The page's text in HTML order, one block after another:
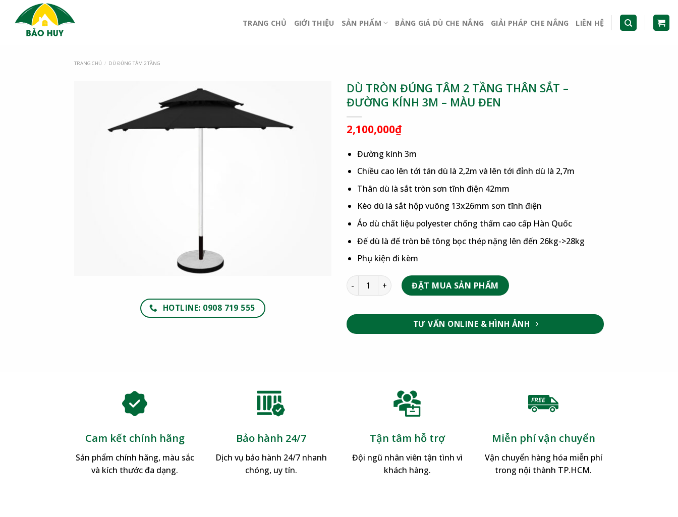
TRANG CHỦ GIỚI THIỆU SẢN PHẨM BẢNG GIÁ DÙ CHE NẮNG GIẢI PHÁP CHE NẮNG LIÊN HỆ
TRANG CHỦ / DÙ ĐÚNG TÂM 2 TẦNG
HOTLINE: 0908 719 555
DÙ TRÒN ĐÚNG TÂM 2 TẦNG THÂN SẮT –
ĐƯỜNG KÍNH 3M – MÀU ĐEN
2,100,000₫
Đường kính 3m
Chiều cao lên tới tán dù là 2,2m và lên tới đỉnh dù là 2,7m
Thân dù là sắt tròn sơn tĩnh điện 42mm
Kèo dù là sắt hộp vuông 13x26mm sơn tĩnh điện
Áo dù chất liệu polyester chống thấm cao cấp Hàn Quốc
Đế dù là đế tròn bê tông bọc thép nặng lên đến 26kg->28kg
Phụ kiện đi kèm
ĐẶT MUA SẢN PHẨM
TƯ VẤN ONLINE & HÌNH ẢNH
Cam kết chính hãng
Sản phẩm chính hãng, màu sắc
và kích thước đa dạng.
Bảo hành 24/7
Dịch vụ bảo hành 24/7 nhanh
chóng, uy tín.
Tận tâm hỗ trợ
Đội ngũ nhân viên tận tình vì
khách hàng.
Miễn phí vận chuyển
Vận chuyển hàng hóa miễn phí
trong nội thành TP.HCM.